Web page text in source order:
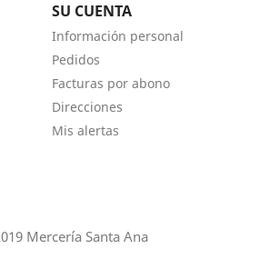
SU CUENTA
Información personal
Pedidos
Facturas por abono
Direcciones
Mis alertas
Mercería Santa Ana